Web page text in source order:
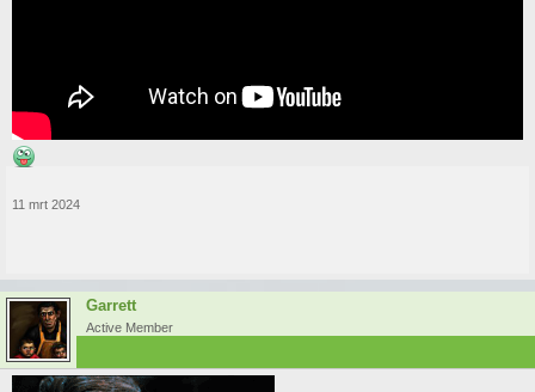
11 mrt 2024
Garrett
Active Member